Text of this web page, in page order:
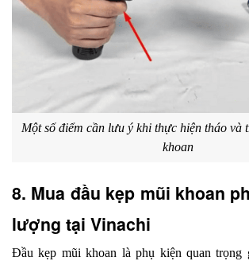
Một số điểm cần lưu ý khi thực hiện tháo và
khoan
8. Mua đầu kẹp mũi khoan
lượng tại Vinachi
Đầu kẹp mũi khoan là phụ kiện quan trọng